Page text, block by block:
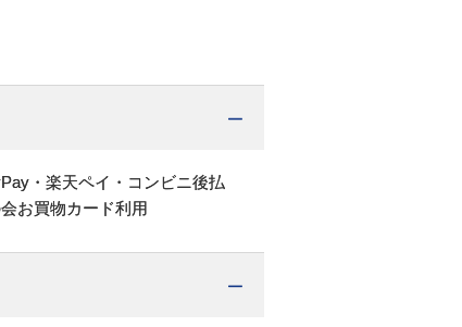
・楽天ペイ・コンビニ後払
お買物カード利用